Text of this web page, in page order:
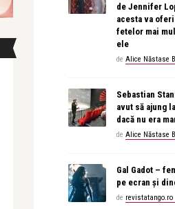
de Jennifer
acesta va
fetelor mai
ele
de Alice Năstase
Sebastian
avut să ajung
dacă nu era
de Alice Năstase
Gal Gadot –
pe ecran și
de